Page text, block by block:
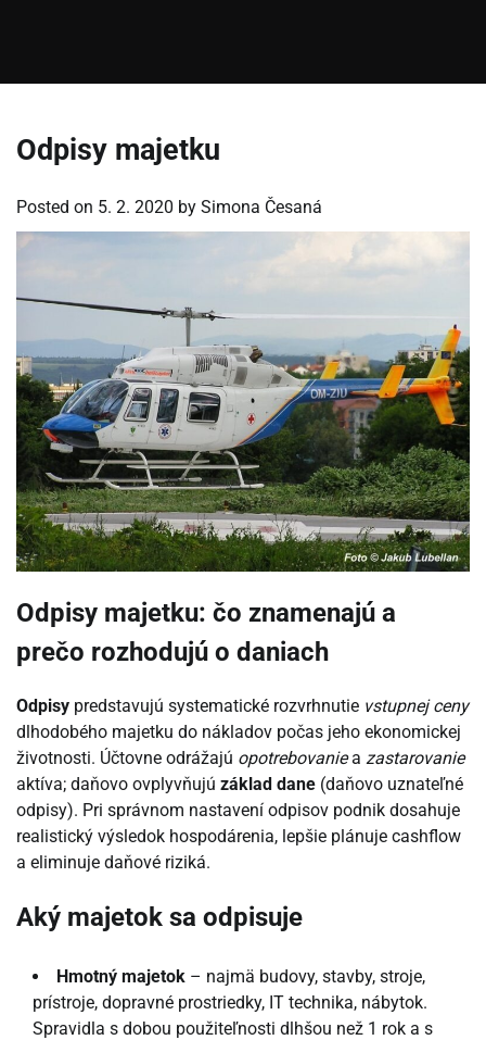
Odpisy majetku
Posted on 5. 2. 2020 by Simona Česaná
Odpisy majetku: čo znamenajú a
prečo rozhodujú o daniach
Odpisy predstavujú systematické rozvrhnutie vstupnej ceny
dlhodobého majetku do nákladov počas jeho ekonomickej
životnosti. Účtovne odrážajú opotrebovaniea zastarovanie
aktíva; daňovo ovplyvňujú základ dane (daňovo uznateľné
odpisy). Pri správnom nastavení odpisov podnik dosahuje
realistický výsledok hospodárenia, lepšie plánuje cashflow
a eliminuje daňové riziká.
Aký majetok sa odpisuje
Hmotný majetok – najmä budovy, stavby, stroje,
prístroje, dopravné prostriedky, IT technika, nábytok.
Spravidla s dobou použiteľnosti dlhšou než 1 rok a s